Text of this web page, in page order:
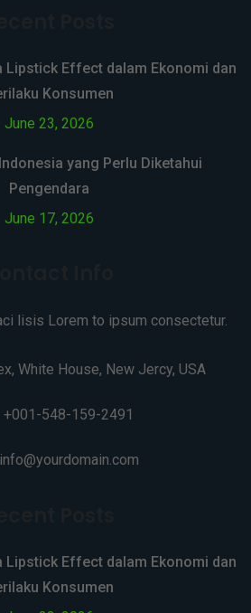
Lipstick Effect dalam Ekonomi dan
Konsumen
June 23, 2026
yang Perlu Diketahui
Pengendara
June 17, 2026
lisis Lorem to ipsum consectetur.
White House, New Jercy, USA
+001-548-159-2491
info@yourdomain.com
Lipstick Effect dalam Ekonomi dan
Konsumen